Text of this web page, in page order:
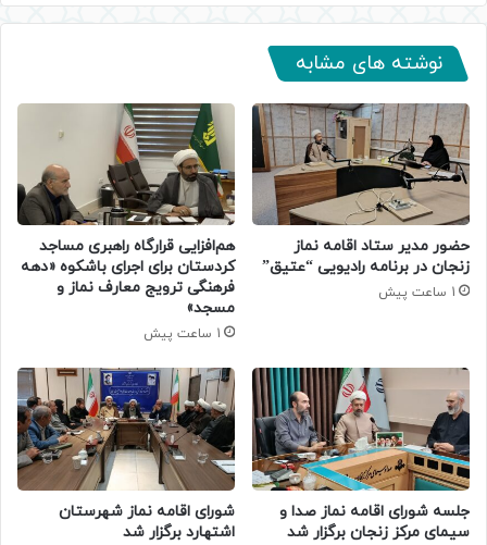
نوشته های مشابه
حضور مدیر ستاد اقامه نماز
زنجان در برنامه رادیویی “عتیق”
1 ساعت پیش
هم‌افزایی قرارگاه راهبری مساجد
کردستان برای اجرای باشکوه «دهه
فرهنگی ترویج معارف نماز و
مسجد»
1 ساعت پیش
جلسه شورای اقامه نماز صدا و
سیمای مرکز زنجان برگزار شد
شورای اقامه نماز شهرستان
اشتهارد برگزار شد